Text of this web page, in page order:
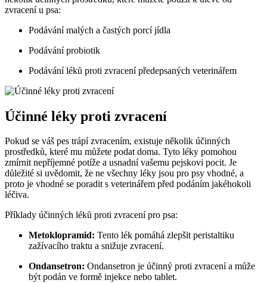
zvracení u psa:
Podávání malých a častých porcí jídla
Podávání probiotik
Podávání léků proti zvracení předepsaných veterinářem
Účinné léky proti zvracení
Pokud se váš pes trápí zvracením, existuje několik účinných
prostředků, které mu můžete podat doma. Tyto léky pomohou
zmírnit nepříjemné potíže a usnadní vašemu pejskovi pocit. Je
důležité si uvědomit, že ne všechny léky jsou pro psy vhodné, a
proto je vhodné se poradit s veterinářem před podáním jakéhokoli
léčiva.
Příklady účinných léků proti zvracení pro psa:
Metoklopramid: Tento lék pomáhá zlepšit peristaltiku
zažívacího traktu a snižuje zvracení.
Ondansetron: Ondansetron je účinný proti zvracení a může
být podán ve formě injekce nebo tablet.